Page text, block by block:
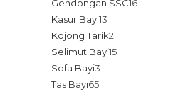
Gendongan SSC16
Kasur Bayi13
Kojong Tarik2
Selimut Bayi15
Sofa Bayi3
Tas Bayi65